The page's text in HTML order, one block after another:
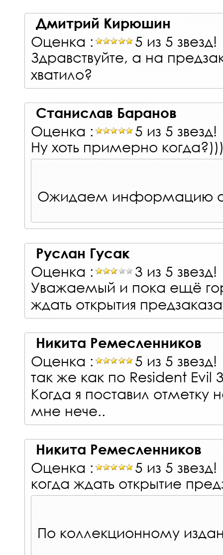
Дмитрий Кирюшин
Оценка :
5 из 5 звезд!
Здравствуйте, а на
хватило?
Станислав Баранов
Оценка :
5 из 5 звезд!
Ну хоть примерно
Ожидаем информацию
Руслан Гусак
Оценка :
3 из 5 звезд!
Уважаемый и пока ещё
ждать открытия
Никита Ремесленников
Оценка :
5 из 5 звезд!
так же как по Resident Evil
Когда я поставил
мне нече..
Никита Ремесленников
Оценка :
5 из 5 звезд!
когда ждать открытие
По коллекционному